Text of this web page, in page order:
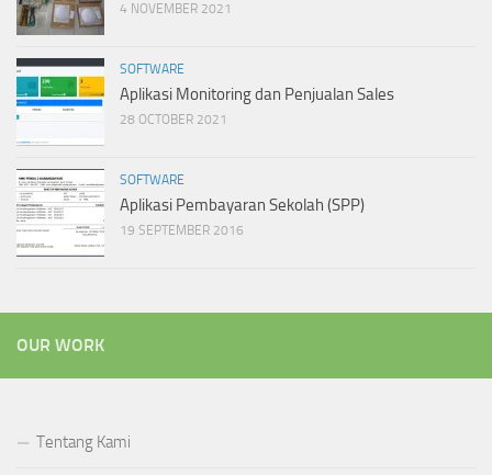
4 NOVEMBER 2021
SOFTWARE
Aplikasi Monitoring dan Penjualan Sales
28 OCTOBER 2021
SOFTWARE
Aplikasi Pembayaran Sekolah (SPP)
19 SEPTEMBER 2016
OUR WORK
Tentang Kami